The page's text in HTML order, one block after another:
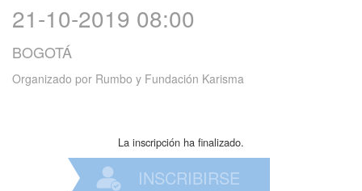
21-10-2019 08:00
BOGOTÁ
Organizado por Rumbo y Fundación Karisma
La inscripción ha finalizado.
INSCRIBIRSE